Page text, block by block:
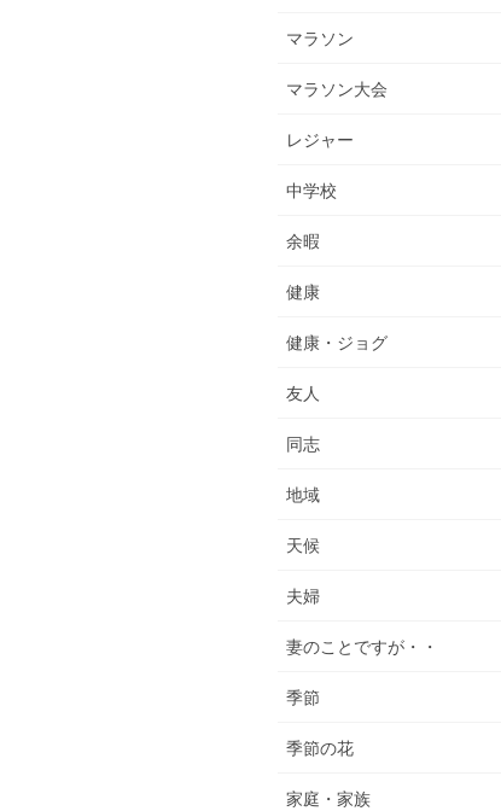
マラソン
マラソン大会
レジャー
中学校
余暇
健康
健康・ジョグ
友人
同志
地域
天候
夫婦
妻のことですが・・
季節
季節の花
家庭・家族